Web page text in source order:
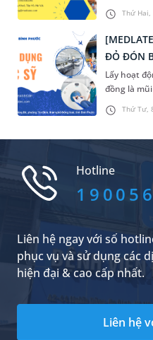
Thứ Hai,
ngũ nhân
để tạo
Med
chính.
Thứ Tư,
ĐỎ ĐÓN
Lấy hoạt
đồng là
đầu cùng
phòng
Hotline
Liên hệ ngay với số
phục vụ và sử dụng các
hiện đại & cao cấp nhất.
Liên hệ